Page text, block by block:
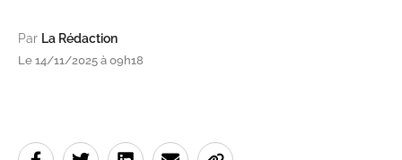
Par La Rédaction
Le 14/11/2025 à 09h18